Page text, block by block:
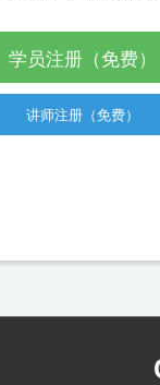
学员注册（免费）
讲师注册（免费）